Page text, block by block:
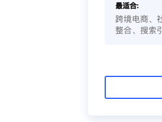
最适合:
跨境电商、
整合、搜索